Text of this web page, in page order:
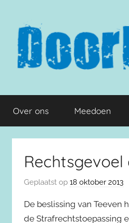
inhoud
springen
Over ons Meedoen
Geplaatst op 18 oktober 2013
De beslissing van Teeven
de Strafrechtstoepassing